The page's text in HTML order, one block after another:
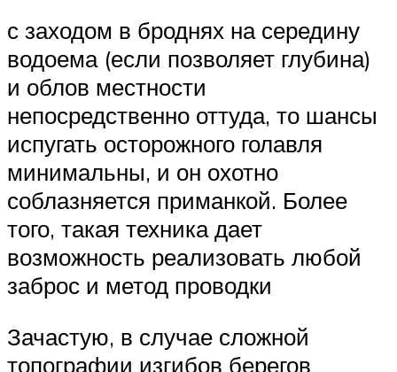
с заходом в броднях на середину
водоема (если позволяет глубина)
и облов местности
непосредственно оттуда, то шансы
испугать осторожного голавля
минимальны, и он охотно
соблазняется приманкой. Более
того, такая техника дает
возможность реализовать любой
заброс и метод проводки
Зачастую, в случае сложной
топографии изгибов берегов